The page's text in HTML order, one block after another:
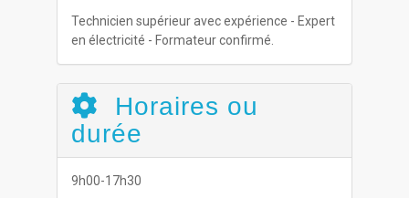
Technicien supérieur avec expérience - Expert
en électricité - Formateur confirmé.
Horaires ou
durée
9h00-17h30